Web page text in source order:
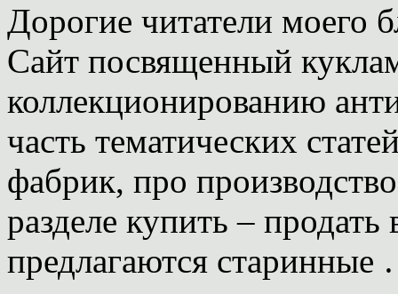
Дорогие читатели моего
Сайт посвященный
коллекционированию
часть тематических
фабрик, про
разделе купить – продать
предлагаются